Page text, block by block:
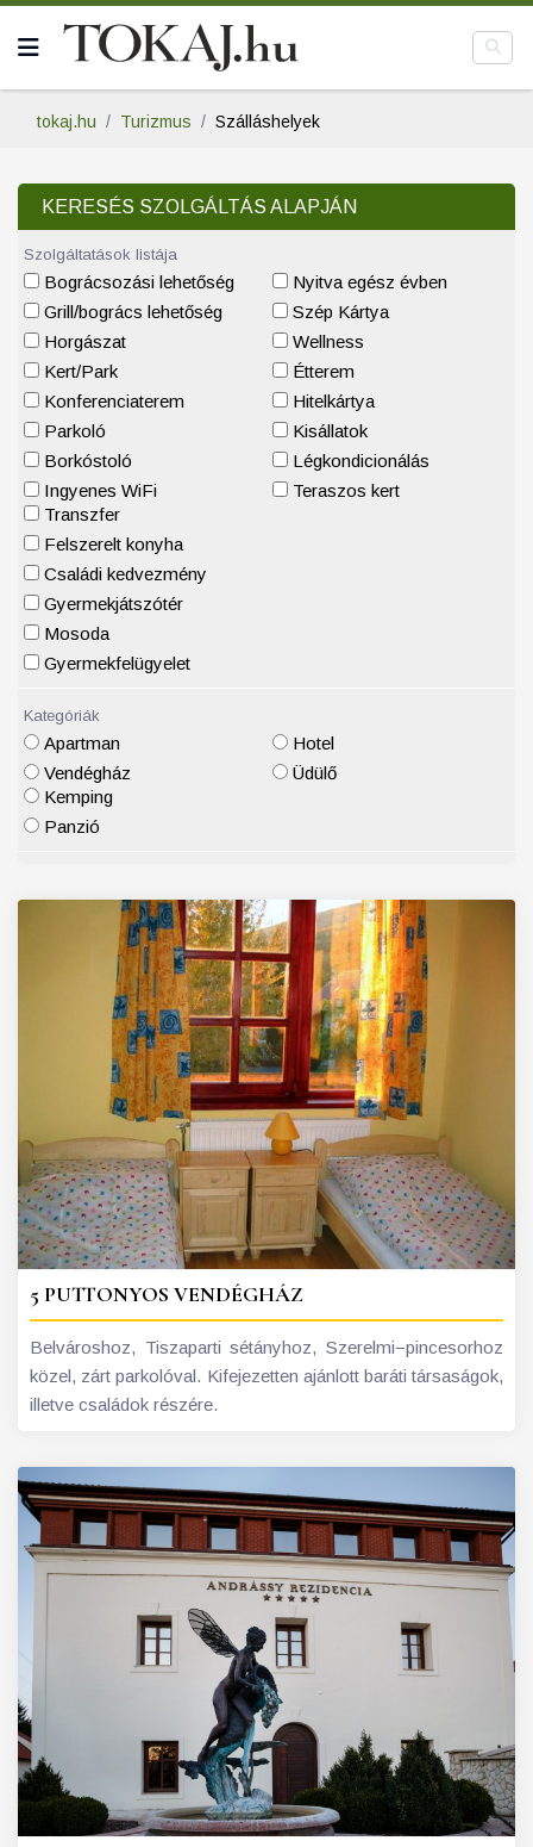
tokaj.hu Turizmus Szálláshelyek
KERESÉS SZOLGÁLTÁS ALAPJÁN
Szolgáltatások listája
Bográcsozási lehetőség
Grill/bogrács lehetőség
Horgászat
Kert/Park
Konferenciaterem
Parkoló
Borkóstoló
Ingyenes WiFi
Nyitva egész évben
Szép Kártya
Wellness
Étterem
Hitelkártya
Kisállatok
Légkondicionálás
Teraszos kert
Transzfer
Felszerelt konyha
Családi kedvezmény
Gyermekjátszótér
Mosoda
Gyermekfelügyelet
Kategóriák
Apartman
Vendégház
Hotel
Üdülő
Kemping
Panzió
5 PUTTONYOS VENDÉGHÁZ
Belvároshoz, Tiszaparti sétányhoz, Szerelmi−pincesorhoz
közel, zárt parkolóval. Kifejezetten ajánlott baráti társaságok,
illetve családok részére.